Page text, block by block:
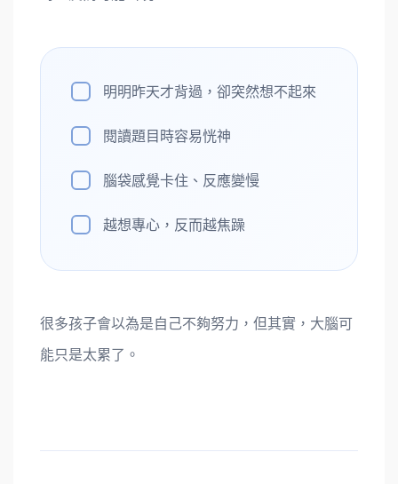
明明昨天才背過，卻突然想不起來
閱讀題目時容易恍神
腦袋感覺卡住、反應變慢
越想專心，反而越焦躁
很多孩子會以為是自己不夠努力，但其實，大腦可
能只是太累了。